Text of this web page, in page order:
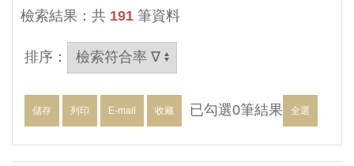
檢索結果：共 191 筆資料
排序：
儲存 列印 E-mail 收藏 已勾選0筆結果 全選